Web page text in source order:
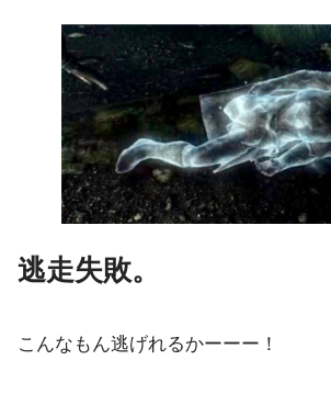
逃走失敗。
こんなもん逃げれるかーーー！